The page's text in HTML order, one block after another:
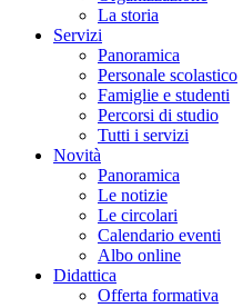
La storia
Servizi
Panoramica
Personale scolastico
Famiglie e studenti
Percorsi di studio
Tutti i servizi
Novità
Panoramica
Le notizie
Le circolari
Calendario eventi
Albo online
Didattica
Offerta formativa